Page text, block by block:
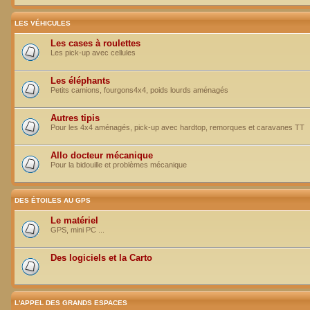
LES VÉHICULES
Les cases à roulettes
Les pick-up avec cellules
Les éléphants
Petits camions, fourgons4x4, poids lourds aménagés
Autres tipis
Pour les 4x4 aménagés, pick-up avec hardtop, remorques et caravanes TT
Allo docteur mécanique
Pour la bidouille et problèmes mécanique
DES ÉTOILES AU GPS
Le matériel
GPS, mini PC ...
Des logiciels et la Carto
L'APPEL DES GRANDS ESPACES